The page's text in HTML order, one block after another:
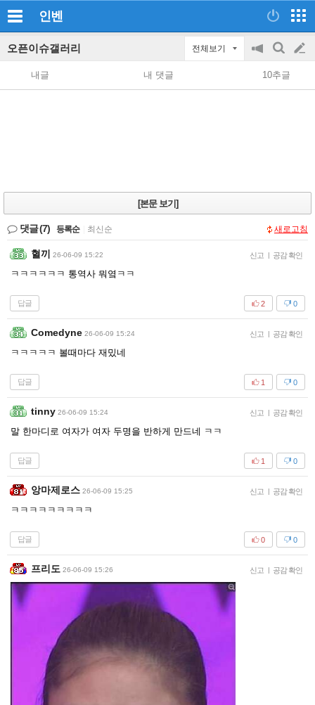
인벤
오픈이슈갤러리 전체보기
공
지
on/off
검
색
글
쓰
내글 내 댓글 10추글
[본문 보기]
댓글(7) 등록순 최신순 새로고침
혈끼 26-06-09 15:22 신고 | 공감 확인
ㅋㅋㅋㅋㅋㅋ 통역사 뭐옄ㅋㅋ
답글 0
2
Comedyne 26-06-09 15:24 신고 | 공감 확인
ㅋㅋㅋㅋㅋ 볼때마다 재밌네
답글 0
1
tinny 26-06-09 15:24 신고 | 공감 확인
말 한마디로 여자가 여자 두명을 반하게 만드네 ㅋㅋ
답글 0
1
앙마제로스 26-06-09 15:25 신고 | 공감 확인
ㅋㅋㅋㅋㅋㅋㅋㅋㅋ
답글 0
0
프리도 26-06-09 15:26 신고 | 공감 확인